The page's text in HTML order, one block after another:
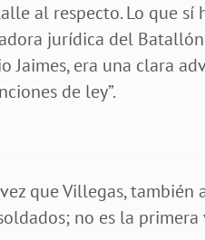
al respecto. Lo que
jurídica del
Jaimes, era una clara
de ley”.
que Villegas,
no es la primera